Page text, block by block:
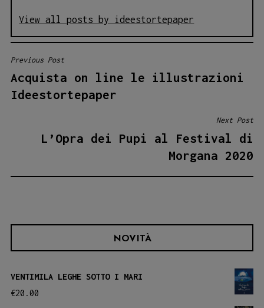
View all posts by ideestortepaper
NAVIGAZIONE
ARTICOLI
Previous Post
Acquista on line le illustrazioni
Ideestortepaper
Next Post
L’Opra dei Pupi al Festival di
Morgana 2020
NOVITÀ
VENTIMILA LEGHE SOTTO I MARI
€20.00